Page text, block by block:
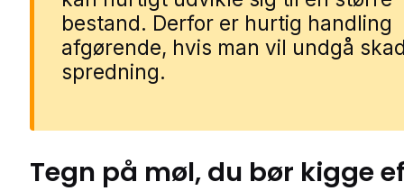
bestand. Derfor er hurtig handling
afgørende, hvis man vil undgå
spredning.
Tegn på møl, du bør kigge